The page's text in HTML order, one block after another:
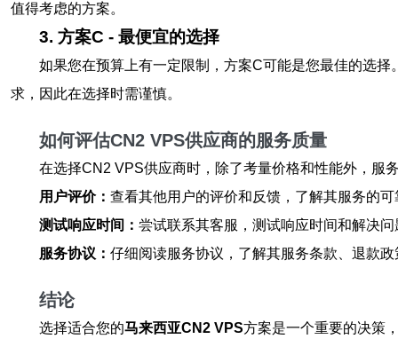
值得考虑的方案。
3. 方案C - 最便宜的选择
如果您在预算上有一定限制，方案C可能是您最佳的选
求，因此在选择时需谨慎。
如何评估CN2 VPS供应商的服务质量
在选择CN2 VPS供应商时，除了考量价格和性能外，服
用户评价： 查看其他用户的评价和反馈，了解其服务的
测试响应时间： 尝试联系其客服，测试响应时间和解决
服务协议： 仔细阅读服务协议，了解其服务条款、退款
结论
选择适合您的马来西亚CN2 VPS方案是一个重要的决策